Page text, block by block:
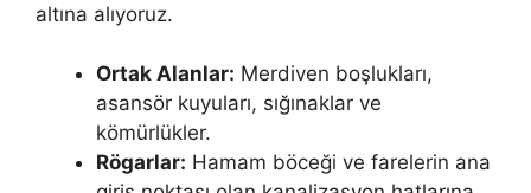
altına alıyoruz.
Ortak Alanlar: Merdiven boşlukları,
asansör kuyuları, sığınaklar ve
kömürlükler.
Rögarlar: Hamam böceği ve farelerin ana